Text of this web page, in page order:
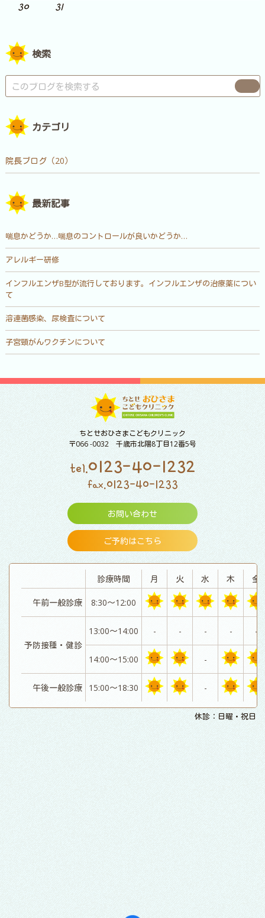
30
31
検索
カテゴリ
院長ブログ（20）
最新記事
喘息かどうか…喘息のコントロールが良いかどうか…
アレルギー研修
インフルエンザB型が流行しております。インフルエンザの治療薬につい
て
溶連菌感染、尿検査について
子宮頸がんワクチンについて
ちとせおひさまこどもクリニック
〒066 -0032 千歳市北陽8丁目12番5号
tel.0123-40-1232
fax.0123-40-1233
お問い合わせ
ご予約はこちら
診療時間 月 火 水 木 金
午前一般診療 8:30～12:00
予防接種・健診
13:00～14:00 - - - - -
14:00～15:00 -
午後一般診療 15:00～18:30 -
休診：日曜・祝日